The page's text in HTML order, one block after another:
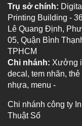
Trụ sở chính: Digital
Printing Building -
Lê Quang Định,
05, Quận Bình
TPHCM
Chi nhánh: Xưởng
decal, tem nhãn, thẻ
nhựa, menu -
Chi nhánh công ty
Thuật Số